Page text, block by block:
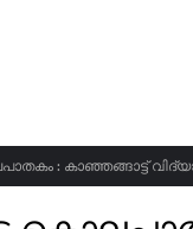
: കാഞ്ഞങ്ങാട്ട്